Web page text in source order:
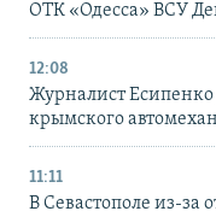
ОТК «Одесса» ВСУ
12:08
Журналист Есипенко
крымского
11:11
В Севастополе из-за